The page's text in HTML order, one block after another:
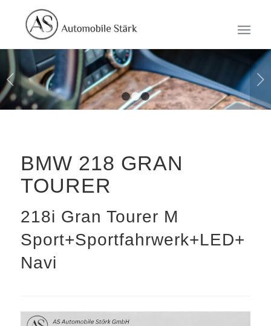
Weiter
1 2 3
BMW 218 GRAN
TOURER
218i Gran Tourer M
Sport+Sportfahrwerk+LED+
Navi